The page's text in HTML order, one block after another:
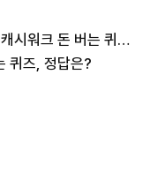
'2026 트로트 무대 조회수 1위 가수' 캐시워크 돈 버는 퀴즈, 정답은?
퀴즈, 정답은?